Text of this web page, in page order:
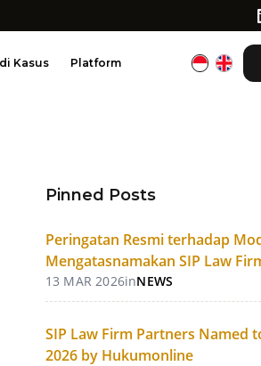
Kasus Platform
Pinned Posts
Peringatan Resmi terhadap
Mengatasnamakan SIP Law
13 MAR 2026inNEWS
SIP Law Firm Partners Named
2026 by Hukumonline